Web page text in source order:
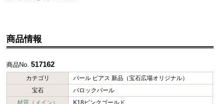
商品情報
商品No.517162
カテゴリ
パール ピアス 新品（宝石広場オリジナル）
宝石
バロックパール
材質（メイン）
K18ピンクゴールド